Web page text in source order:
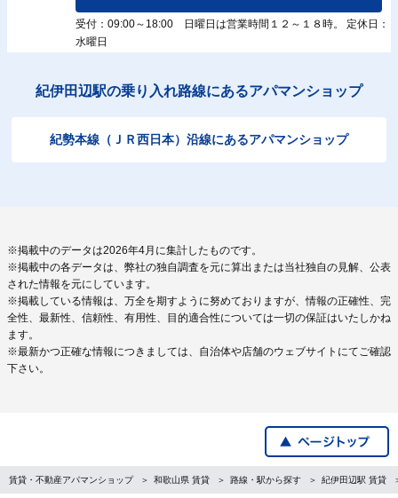
受付：09:00～18:00 日曜日は営業時間１２～１８時。 定休日：
水曜日
紀伊田辺駅の乗り入れ路線にあるアパマンショップ
紀勢本線（ＪＲ西日本）沿線にあるアパマンショップ
※掲載中のデータは2026年4月に集計したものです。
※掲載中の各データは、弊社の独自調査を元に算出または当社独自の見解、公表
された情報を元にしています。
※掲載している情報は、万全を期すように努めておりますが、情報の正確性、完
全性、最新性、信頼性、有用性、目的適合性については一切の保証はいたしかね
ます。
※最新かつ正確な情報につきましては、自治体や店舗のウェブサイトにてご確認
下さい。
賃貸・不動産アパマンショップ 和歌山県 賃貸 路線・駅から探す 紀伊田辺駅 賃貸